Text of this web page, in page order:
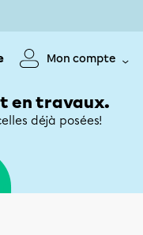
Mon compte
en travaux.
déjà posées!